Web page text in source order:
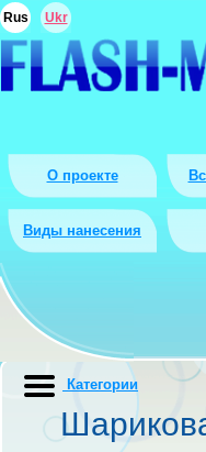
О проекте
Виды нанесения
Rus Ukr
Категории